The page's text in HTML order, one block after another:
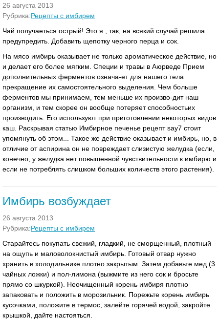
26 августа 2013
Рубрика:Рецепты с имбирем
Чай получаеться острый! Это я , так, на всякий случай решила
предупредить. Добавить щепотку черного перца и сок.
На мясо имбирь оказывает не только ароматическое действие, но
и делает его более мягким. Специи и травы в Аюрведе Прием
дополнительных ферментов означа-ет для нашего тела
прекращение их самостоятельного выделения. Чем больше
ферментов мы принимаем, тем меньше их произво-дит наш
организм, и тем скорее он вообще потеряет способностьих
производить. Его используют при приготовлении некоторых видов
каш. Раскрывая статью Имбирное печенье рецепт say7 стоит
упомянуть об этом... Такое же действие оказывает и имбирь, но, в
отличие от аспирина он не повреждает слизистую желудка (если,
конечно, у желудка нет повышенной чувствительности к имбирю и
если не потреблять слишком больших количеств этого растения).
Имбирь возбуждает
26 августа 2013
Рубрика:Рецепты с имбирем
Старайтесь покупать свежий, гладкий, не сморщенный, плотный
на ощупь и маловолокнистый имбирь. Готовый отвар нужно
хранить в холодильнике плотно закрытым. Затем добавьте мед (3
чайных ложки) и пол-лимона (выжмите из него сок и бросьте
прямо со шкуркой). Неочищенный корень имбиря плотно
запаковать и положить в морозильник. Порежьте корень имбирь
кусочками, положите в термос, залейте горячей водой, закройте
крышкой, дайте настояться.